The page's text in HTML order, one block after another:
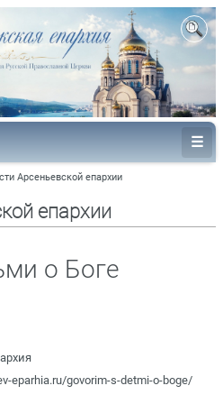
Арсеньевской епархии
епархии
о Боге
eparhia.ru/govorim-s-detmi-o-boge/